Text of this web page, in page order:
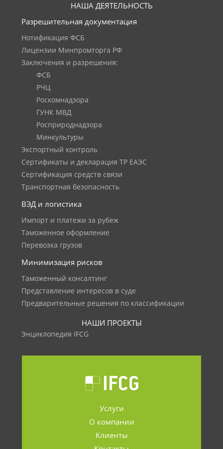
НАША ДЕЯТЕЛЬНОСТЬ
Разрешительная документация
Нотификация ФСБ
Лицензии Минпромторга РФ
Заключения и разрешения:
ФСБ
РЧЦ
Роскомнадзора
ГУНК МВД
Росприроднадзора
Минкультуры
Экспортный контроль
Сертификаты и декларация ТР ЕАЭС
Сертификация средств связи
Транспортная безопасность
ВЭД и логистика
Импорт и платежи за рубеж
Таможенное оформление
Перевозка грузов
Минимизация рисков
Таможенный консалтинг
Представление интересов в суде
Предварительные решения по классификации
НАШИ ПРОЕКТЫ
Энциклопедия IFCG
Услуги
О компании
Клиенты